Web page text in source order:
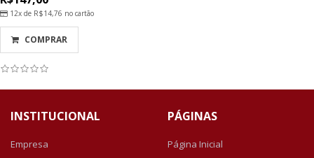
12x de R$14,76 no cartão
COMPRAR
INSTITUCIONAL
Empresa
PÁGINAS
Página Inicial